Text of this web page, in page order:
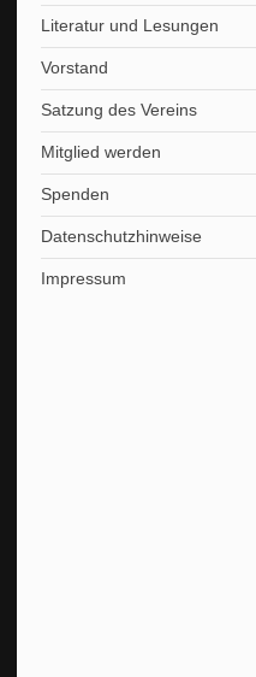
Literatur und Lesungen
Vorstand
Satzung des Vereins
Mitglied werden
Spenden
Datenschutzhinweise
Impressum